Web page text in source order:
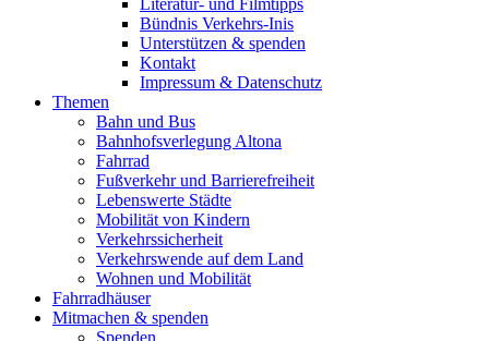
Literatur- und Filmtipps
Bündnis Verkehrs-Inis
Unterstützen & spenden
Kontakt
Impressum & Datenschutz
Themen
Bahn und Bus
Bahnhofsverlegung Altona
Fahrrad
Fußverkehr und Barrierefreiheit
Lebenswerte Städte
Mobilität von Kindern
Verkehrssicherheit
Verkehrswende auf dem Land
Wohnen und Mobilität
Fahrradhäuser
Mitmachen & spenden
Spenden